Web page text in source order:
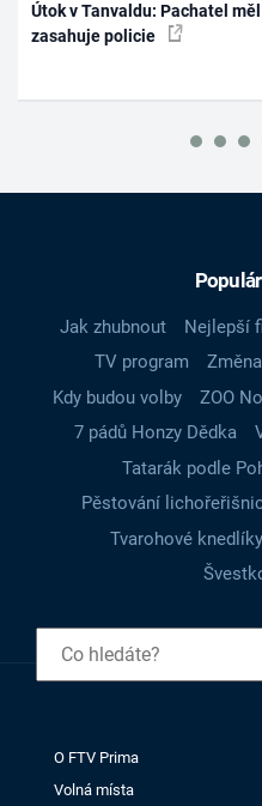
Útok v Tanvaldu: Pachatel
zasahuje policie
Jak zhubnout Nejlepší
TV program
Kdy budou volby
ZOO
7 pádů Honzy Dědka
Tatarák podle
Pěstování
Tvarohové knedlíky
O FTV Prima
Volná místa